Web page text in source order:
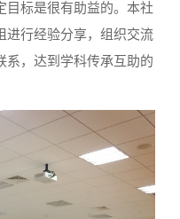
目标是很有助益的。本社
进行经验分享，组织交流
系，达到学科传承互助的